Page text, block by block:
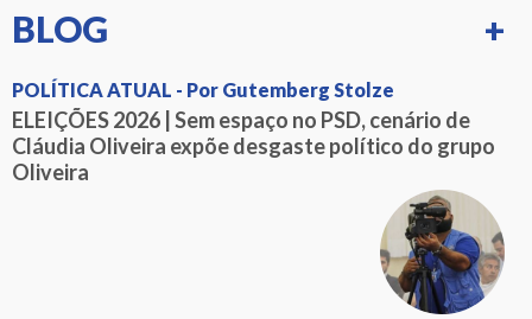
BLOG +
POLÍTICA ATUAL - Por Gutemberg Stolze
ELEIÇÕES 2026 | Sem espaço no PSD, cenário de
Cláudia Oliveira expõe desgaste político do grupo
Oliveira